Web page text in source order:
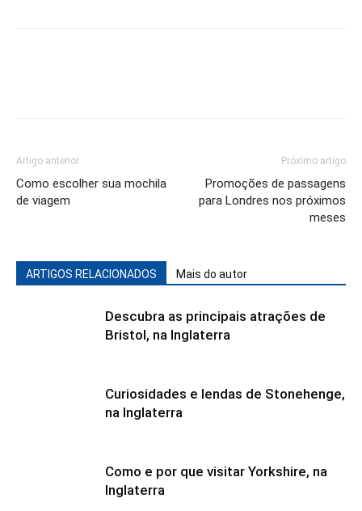
Artigo anterior
Como escolher sua mochila
de viagem
Próximo artigo
Promoções de passagens
para Londres nos próximos
meses
ARTIGOS RELACIONADOS Mais do autor
Descubra as principais atrações de
Bristol, na Inglaterra
Curiosidades e lendas de Stonehenge,
na Inglaterra
Como e por que visitar Yorkshire, na
Inglaterra